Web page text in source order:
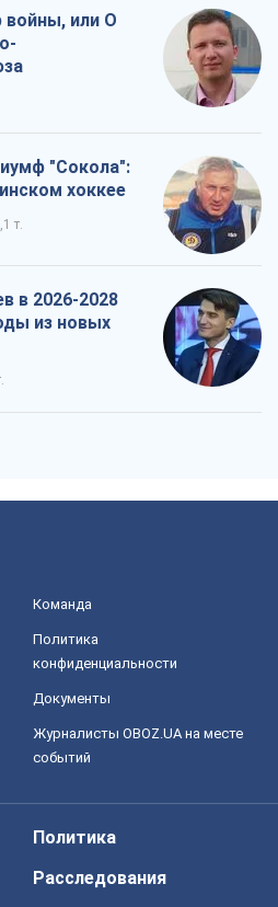
войны, или О
"Сокола":
хоккее
т.
в 2026-2028
из новых
Команда
Политика
конфиденциальности
Документы
Журналисты OBOZ.UA на месте
событий
Политика
Расследования